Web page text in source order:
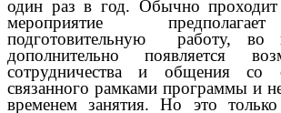
один раз в год. Обычно
мероприятие
подготовительную работу, во
дополнительно появляется
сотрудничества и общения со
связанного рамками программы и
временем занятия. Но это